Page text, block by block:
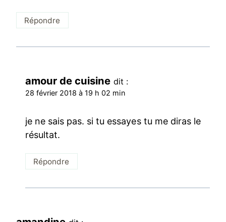
Répondre
amour de cuisine dit :
28 février 2018 à 19 h 02 min
je ne sais pas. si tu essayes tu me diras le
résultat.
Répondre